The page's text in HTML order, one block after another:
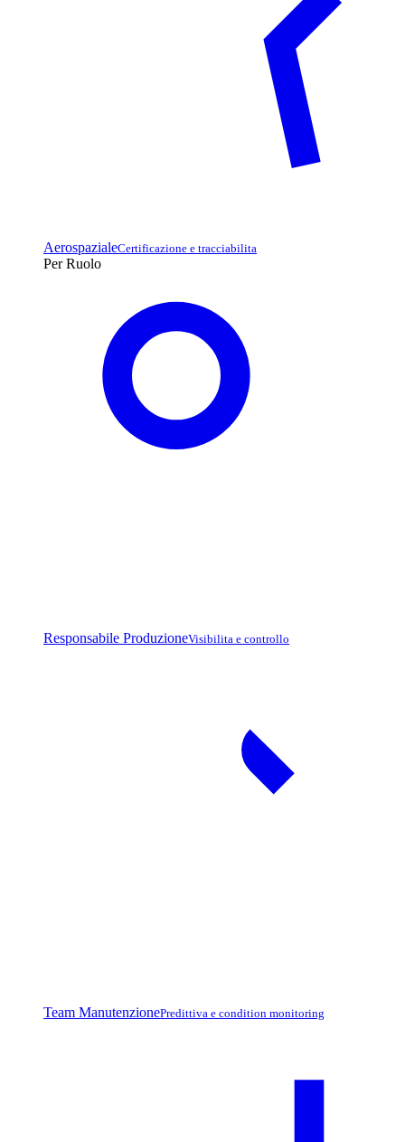
AerospazialeCertificazione e tracciabilita
Per Ruolo
Responsabile ProduzioneVisibilita e controllo
Team ManutenzionePredittiva e condition monitoring